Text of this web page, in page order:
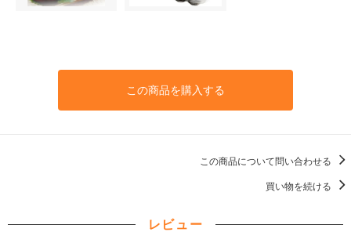
この商品を購入する
この商品について問い合わせる
買い物を続ける
レビュー